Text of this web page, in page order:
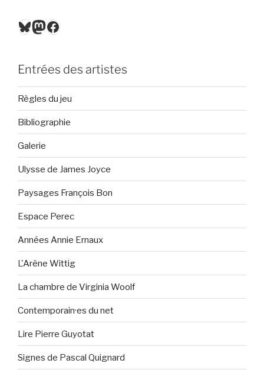
Bluesky
Mastodon
Facebook
Entrées des artistes
Règles du jeu
Bibliographie
Galerie
Ulysse de James Joyce
Paysages François Bon
Espace Perec
Années Annie Ernaux
L'Arène Wittig
La chambre de Virginia Woolf
Contemporain·es du net
Lire Pierre Guyotat
Signes de Pascal Quignard